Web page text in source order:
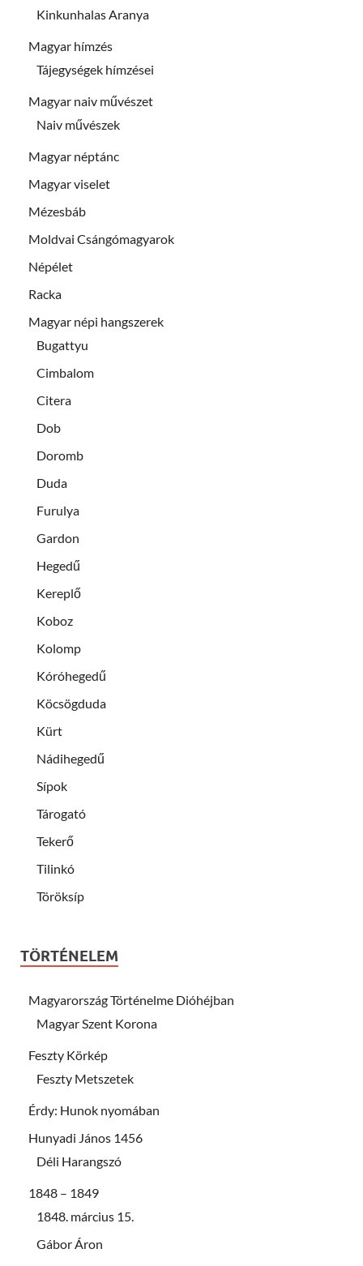
Kinkunhalas Aranya
Magyar hímzés
Tájegységek hímzései
Magyar naiv művészet
Naiv művészek
Magyar néptánc
Magyar viselet
Mézesbáb
Moldvai Csángómagyarok
Népélet
Racka
Magyar népi hangszerek
Bugattyu
Cimbalom
Citera
Dob
Doromb
Duda
Furulya
Gardon
Hegedű
Kereplő
Koboz
Kolomp
Kóróhegedű
Köcsögduda
Kürt
Nádihegedű
Sípok
Tárogató
Tekerő
Tilinkó
Töröksíp
TÖRTÉNELEM
Magyarország Történelme Dióhéjban
Magyar Szent Korona
Feszty Körkép
Feszty Metszetek
Érdy: Hunok nyomában
Hunyadi János 1456
Déli Harangszó
1848 – 1849
1848. március 15.
Gábor Áron